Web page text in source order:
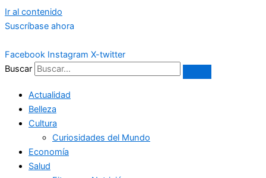
Ir al contenido
Suscríbase ahora
Facebook Instagram X-twitter
Buscar
Actualidad
Belleza
Cultura
Curiosidades del Mundo
Economía
Salud